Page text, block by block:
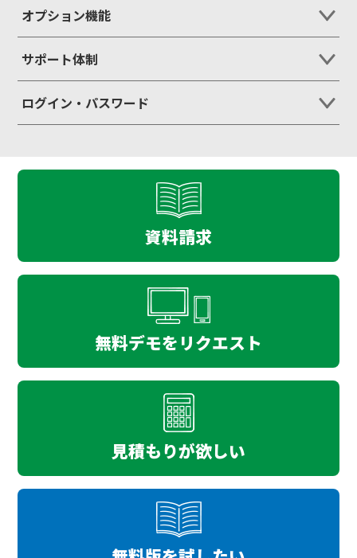
オプション機能
サポート体制
ログイン・パスワード
資料請求
無料デモをリクエスト
見積もりが欲しい